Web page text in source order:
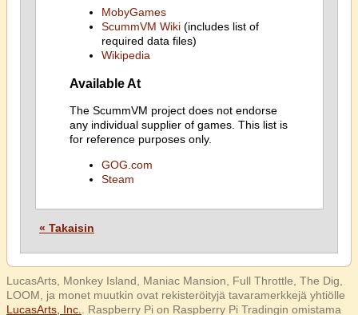
MobyGames
ScummVM Wiki(includes list of
required data files)
Wikipedia
Available At
The ScummVM project does not endorse
any individual supplier of games. This list is
for reference purposes only.
GOG.com
Steam
« Takaisin
LucasArts, Monkey Island, Maniac Mansion, Full Throttle, The Dig,
LOOM, ja monet muutkin ovat rekisteröityjä tavaramerkkejä yhtiölle
LucasArts, Inc.
. Raspberry Pi on Raspberry Pi Tradingin omistama